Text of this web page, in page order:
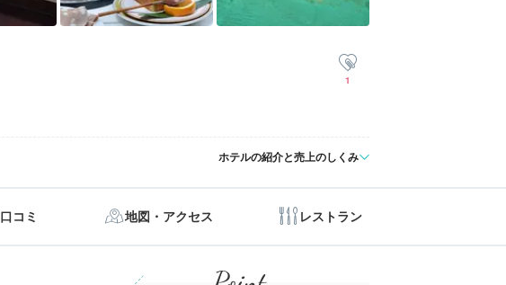
1
ホテルの紹介と売上のしくみ
口コミ 地図・アクセス レストラン